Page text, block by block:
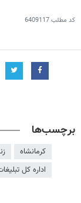
کد مطلب6409117
برچسب‌ها
کرمانشاه
اداره کل